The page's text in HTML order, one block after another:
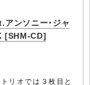
ンソニー・ジャ
[SHM-CD]
リオでは３枚目と